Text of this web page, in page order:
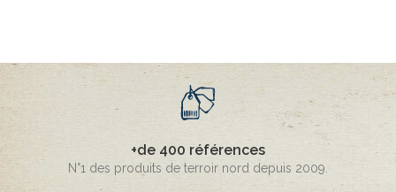
+de 400 références
N°1 des produits de terroir nord depuis 2009.